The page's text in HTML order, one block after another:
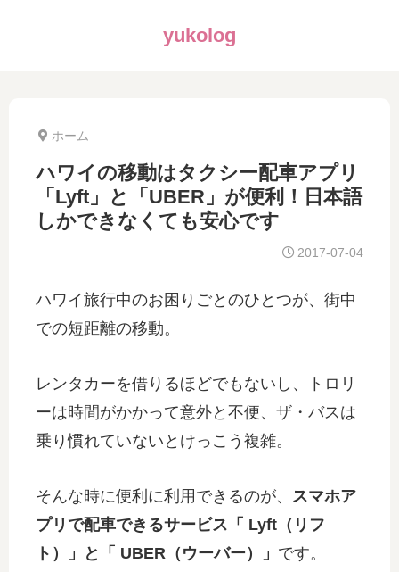
yukolog
ホーム
ハワイの移動はタクシー配車アプリ
「Lyft」と「UBER」が便利！日本語
しかできなくても安心です
2017-07-04
ハワイ旅行中のお困りごとのひとつが、街中
での短距離の移動。
レンタカーを借りるほどでもないし、トロリ
ーは時間がかかって意外と不便、ザ・バスは
乗り慣れていないとけっこう複雑。
そんな時に便利に利用できるのが、 スマホア
プリで配車できるサービス「 Lyft（リフ
ト）」と「 UBER（ウーバー）」 です。